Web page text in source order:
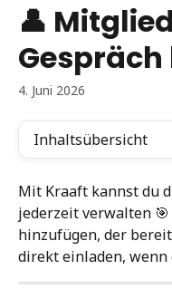
👤
4. Juni 2026
Inhaltsübersicht
Mit Kraaft kannst du
jederzeit verwalten
hinzufügen, der
direkt einladen, wenn